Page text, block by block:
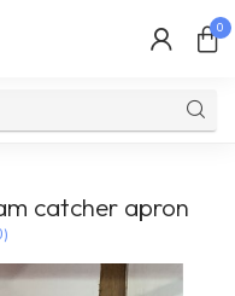
0
catcher apron